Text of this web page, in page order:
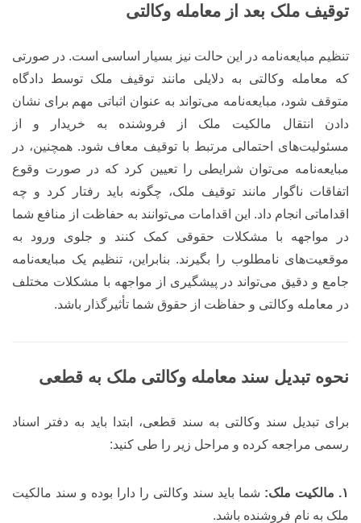
توقیف ملک بعد از معامله وکالتی
تنظیم مبایعه‌نامه در این حالت نیز بسیار اساسی است. در صورتی
که معامله وکالتی به دلایلی مانند توقیف ملک توسط دادگاه
متوقف شود، مبایعه‌نامه می‌تواند به عنوان اثباتی مهم برای نشان
دادن انتقال مالکیت ملک از فروشنده به خریدار و از
مسئولیت‌های احتمالی مرتبط با توقیف معاف شود. همچنین، در
مبایعه‌نامه می‌توان شرایطی را تعیین کرد که در صورت وقوع
اتفاقات ناگوار مانند توقیف ملک، چگونه باید رفتار کرد و چه
اقداماتی انجام داد. این اقدامات می‌توانند به حفاظت از منافع شما
در مواجهه با مشکلات حقوقی کمک کنند و جلوی ورود به
موقعیت‌های نامطلوب را بگیرند. بنابراین، تنظیم یک مبایعه‌نامه
جامع و دقیق می‌تواند در پیشگیری از مواجهه با مشکلات مختلف
در معامله وکالتی و حفاظت از حقوق شما تأثیرگذار باشد.
نحوه تبدیل سند معامله وکالتی ملک به قطعی
برای تبدیل سند وکالتی به سند قطعی، ابتدا باید به دفتر اسناد
رسمی مراجعه کرده و مراحل زیر را طی کنید:
۱. مالکیت ملک:
شما باید سند وکالتی را دارا بوده و سند مالکیت
ملک به نام فروشنده باشد.